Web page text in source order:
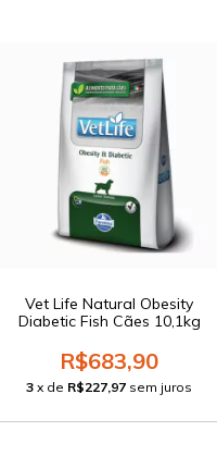
Vet Life Natural Obesity
Diabetic Fish Cães 10,1kg
R$683,90
3 x de R$227,97 sem juros